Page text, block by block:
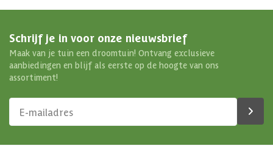
Schrijf je in voor onze nieuwsbrief
Maak van je tuin een droomtuin! Ontvang exclusieve
aanbiedingen en blijf als eerste op de hoogte van ons
assortiment!